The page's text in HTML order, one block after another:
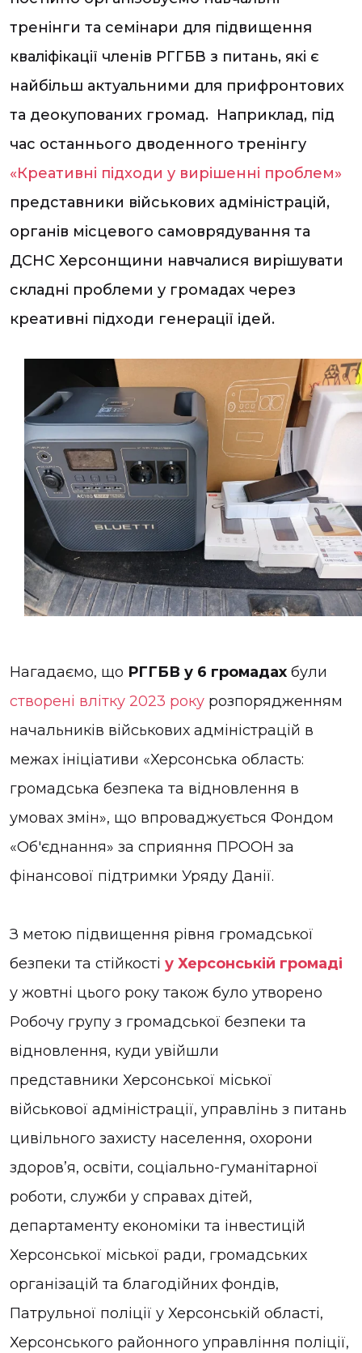
тренінги та семінари для підвищення
кваліфікації членів РГГБВ з питань, які є
найбільш актуальними для прифронтових
та деокупованих громад. Наприклад, під
час останнього дводенного тренінгу
«Креативні підходи у вирішенні проблем»
представники військових адміністрацій,
органів місцевого самоврядування та
ДСНС Херсонщини навчалися вирішувати
складні проблеми у громадах через
креативні підходи генерації ідей.
Нагадаємо, що РГГБВ у 6 громадах були
створені влітку 2023 року розпорядженням
начальників військових адміністрацій в
межах ініціативи «Херсонська область:
громадська безпека та відновлення в
умовах змін», що впроваджується Фондом
«Об'єднання» за сприяння ПРООН за
фінансової підтримки Уряду Данії.
З метою підвищення рівня громадської
безпеки та стійкості у Херсонській громаді
у жовтні цього року також було утворено
Робочу групу з громадської безпеки та
відновлення, куди увійшли
представники Херсонської міської
військової адміністрації, управлінь з питань
цивільного захисту населення, охорони
здоров’я, освіти, соціально-гуманітарної
роботи, служби у справах дітей,
департаменту економіки та інвестицій
Херсонської міської ради, громадських
організацій та благодійних фондів,
Патрульної поліції у Херсонській області,
Херсонського районного управління поліції,